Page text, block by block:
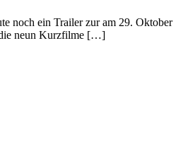
noch ein Trailer zur am 29. Oktober
die neun Kurzfilme […]